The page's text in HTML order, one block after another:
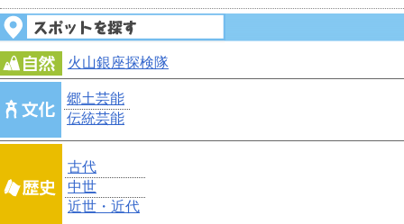
火山銀座探検隊
郷土芸能
伝統芸能
古代
中世
近世・近代